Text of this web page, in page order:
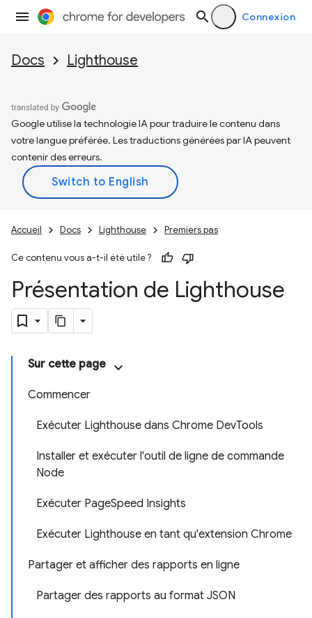
Connexion
Docs Lighthouse
Google utilise la technologie IA pour traduire le contenu dans
votre langue préférée. Les traductions générées par IA peuvent
contenir des erreurs.
Accueil Docs Lighthouse Premiers pas
Ce contenu vous a-t-il été utile ?
Présentation de Lighthouse
Sur cette page
Commencer
Exécuter Lighthouse dans Chrome DevTools
Installer et exécuter l'outil de ligne de commande
Node
Exécuter PageSpeed Insights
Exécuter Lighthouse en tant qu'extension Chrome
Partager et afficher des rapports en ligne
Partager des rapports au format JSON